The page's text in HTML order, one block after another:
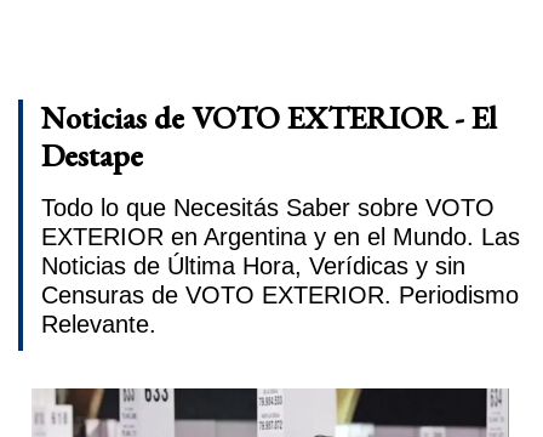
Noticias de VOTO EXTERIOR - El
Destape
Todo lo que Necesitás Saber sobre VOTO
EXTERIOR en Argentina y en el Mundo. Las
Noticias de Última Hora, Verídicas y sin
Censuras de VOTO EXTERIOR. Periodismo
Relevante.